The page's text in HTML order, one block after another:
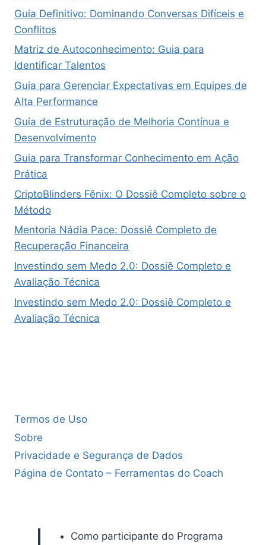
Guia Definitivo: Dominando Conversas Difíceis e
Conflitos
Matriz de Autoconhecimento: Guia para
Identificar Talentos
Guia para Gerenciar Expectativas em Equipes de
Alta Performance
Guia de Estruturação de Melhoria Contínua e
Desenvolvimento
Guia para Transformar Conhecimento em Ação
Prática
CriptoBlinders Fênix: O Dossiê Completo sobre o
Método
Mentoria Nádia Pace: Dossiê Completo de
Recuperação Financeira
Investindo sem Medo 2.0: Dossiê Completo e
Avaliação Técnica
Investindo sem Medo 2.0: Dossiê Completo e
Avaliação Técnica
Termos de Uso
Sobre
Privacidade e Segurança de Dados
Página de Contato – Ferramentas do Coach
Como participante do Programa